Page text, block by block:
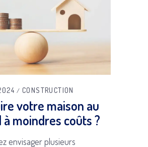
CONSTRUCTION
votre maison au
à moindres coûts ?
envisager plusieurs